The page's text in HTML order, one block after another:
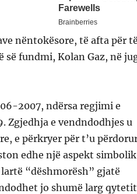
nëntokësore, të afta për të
së fundmi, Kolan Gaz, në
2007, ndërsa regjimi e
Zgjedhja e vendndodhjes u
e përkryer për t’u
edhe një aspekt
“dëshmorësh” gjatë
jo shumë larg qytetit